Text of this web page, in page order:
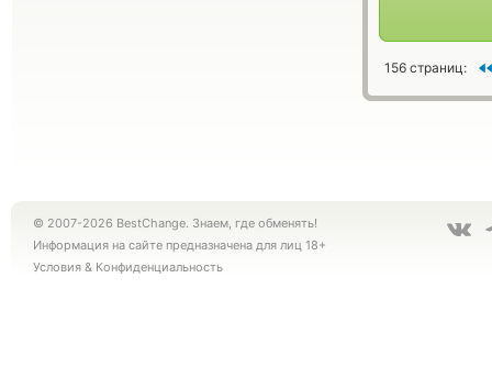
156 страниц:
© 2007-2026 BestChange. Знаем, где обменять!
Информация на сайте предназначена для лиц 18+
Условия & Конфиденциальность